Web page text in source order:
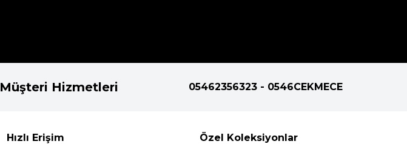
Müşteri Hizmetleri 05462356323 - 0546CEKMECE
Hızlı Erişim Özel Koleksiyonlar